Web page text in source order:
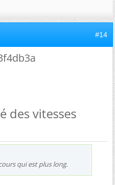
#14
des vitesses
qui est plus long.